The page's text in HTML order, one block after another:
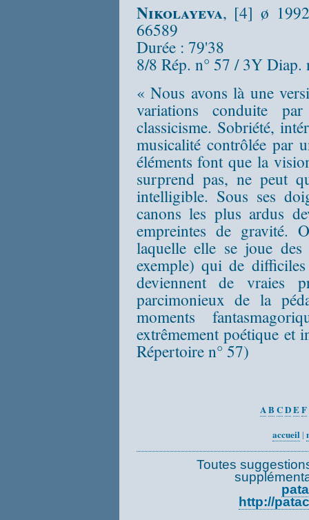
Nikolayeva, [4] ø
66589
Durée : 79'38
8/8 Rép. n° 57 / 3Y Diap.
« Nous avons là une
variations conduite
classicisme. Sobriété,
musicalité contrôlée par
éléments font que la
surprend pas, ne peut
intelligible. Sous ses
canons les plus ardus
empreintes de gravité.
laquelle elle se joue
exemple) qui de
deviennent de vraies
parcimonieux de la
moments
extrêmement poétique et
Répertoire n° 57)
AB CDEF
accueil |
Toutes
http://